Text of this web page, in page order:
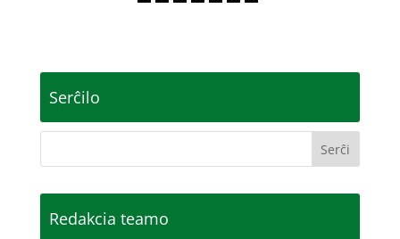
Serĉilo
Redakcia teamo